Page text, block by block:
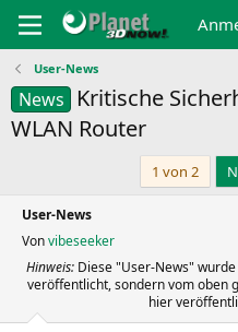
User-News
News
Kritische
WLAN Router
1 von 2
User-News
Vonvibeseeker
Hinweis: Diese "User-News"
veröffentlicht, sondern vom oben
hier